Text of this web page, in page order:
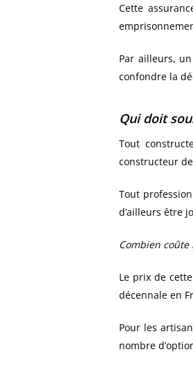
Cette
Par ailleurs,
confondre la
Qui doit
Tout
constructeur
Tout
d’ailleurs être
Combien coûte
Le prix de
décennale en
Pour les
nombre